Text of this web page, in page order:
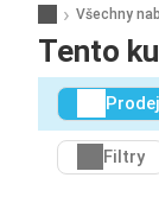
Všechny
Tento
Filtry